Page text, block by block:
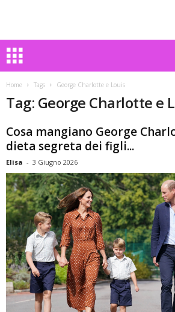
Home Tags George Charlotte e Louis
Tag: George Charlotte e
Cosa mangiano George
dieta segreta dei figli...
Elisa - 3 Giugno 2026